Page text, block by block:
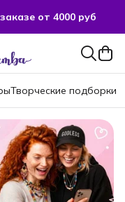
от 4000 руб
от 4000 руб
Творческие подборки